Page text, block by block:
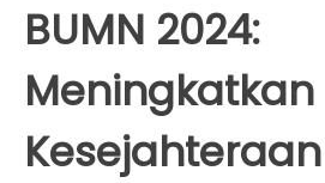
BUMN 2024:
Meningkatkan
Kesejahteraan